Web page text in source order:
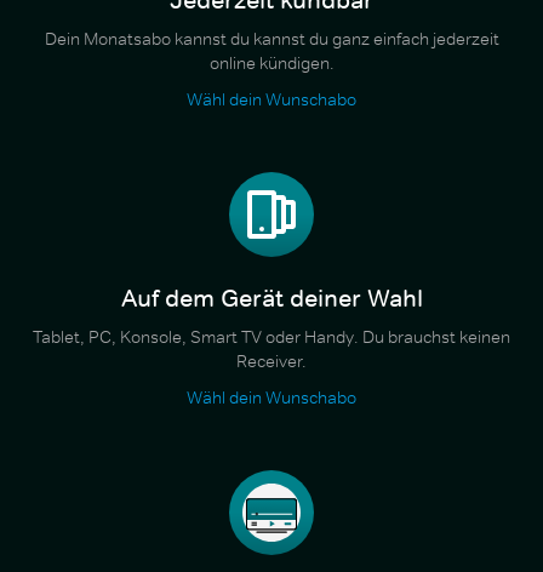
Dein Monatsabo kannst du kannst du ganz einfach jederzeit
online kündigen.
Wähl dein Wunschabo
Auf dem Gerät deiner Wahl
Tablet, PC, Konsole, Smart TV oder Handy. Du brauchst keinen
Receiver.
Wähl dein Wunschabo